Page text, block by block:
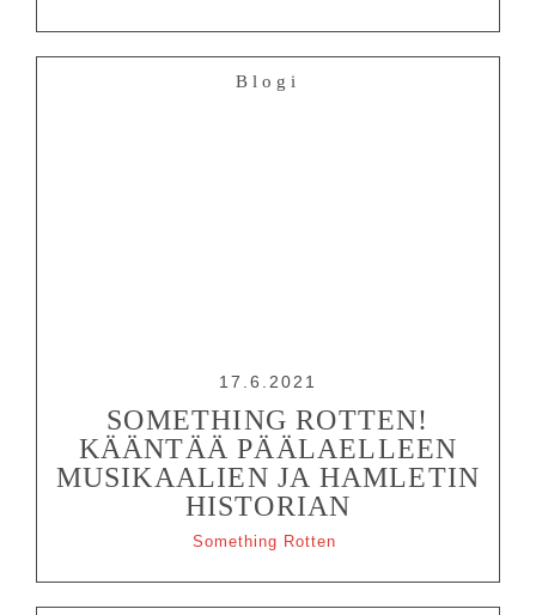
Blogi
17.6.2021
SOMETHING ROTTEN!
KÄÄNTÄÄ PÄÄLAELLEEN
MUSIKAALIEN JA HAMLETIN
HISTORIAN
Something Rotten